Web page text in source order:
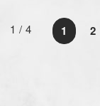
1 / 4 1 2